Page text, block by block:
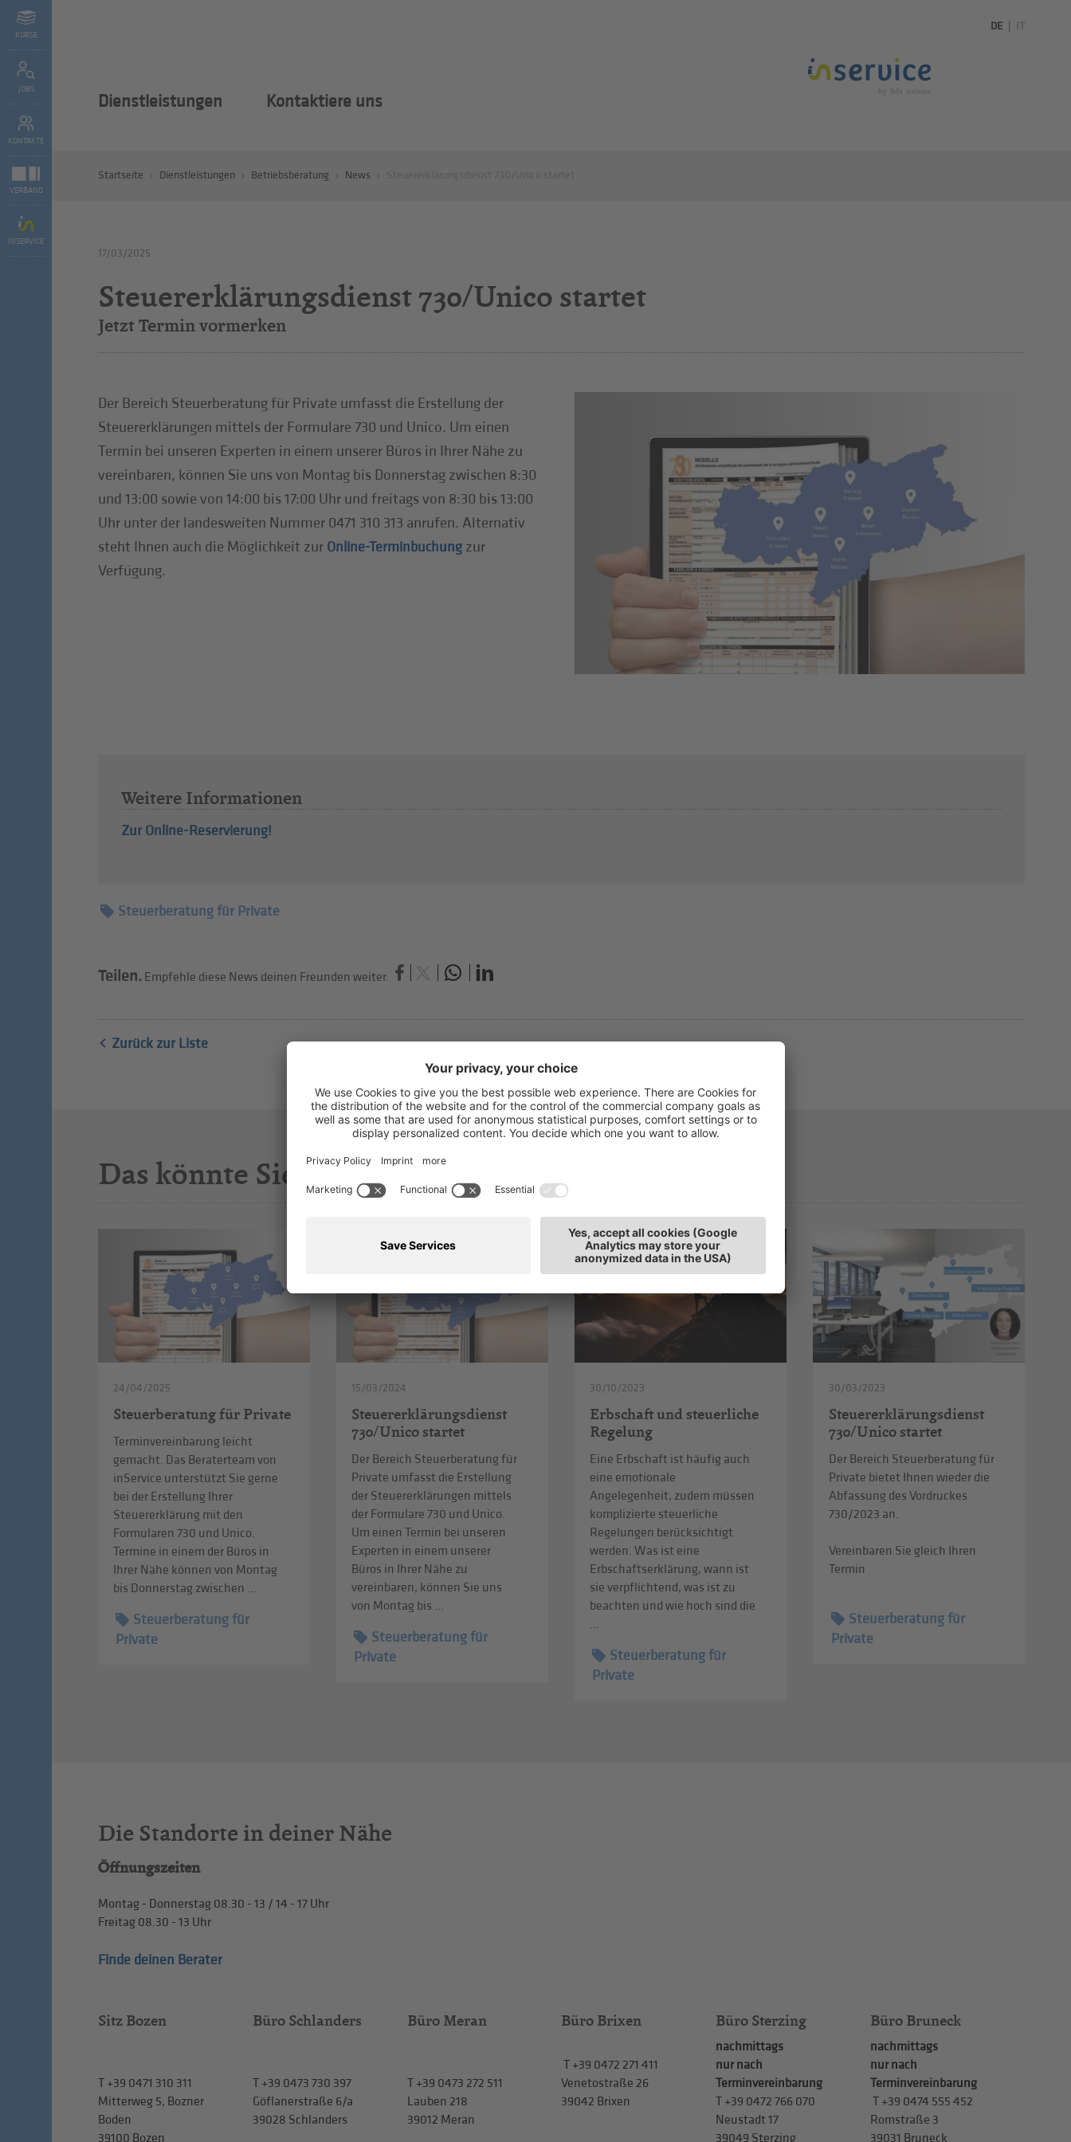
KURSE
JOBS
KONTAKTE
VERBAND
INSERVICE
DE IT
Dienstleistungen Kontaktiere uns
Startseite Dienstleistungen Betriebsberatung News
17/03/2025
Steuererklärungsdienst 730/Unico startet
Jetzt Termin vormerken
Der Bereich Steuerberatung für Private umfasst die Erstellung der
Steuererklärungen mittels der Formulare 730 und Unico. Um einen
Termin bei unseren Experten in einem unserer Büros in Ihrer Nähe zu
vereinbaren, können Sie uns von Montag bis Donnerstag zwischen 8:30
und 13:00 sowie von 14:00 bis 17:00 Uhr und freitags von 8:30 bis 13:00
Uhr unter der landesweiten Nummer 0471 310 313 anrufen. Alternativ
steht Ihnen auch die Möglichkeit zurOnline-Terminbuchungzur
Verfügung.
Weitere Informationen
Zur Online-Reservierung!
Steuerberatung für Private
Teilen. Empfehle diese News deinen Freunden weiter.
Zurück zur Liste
Das könnte Sie auch interessieren
24/04/2025
Steuerberatung für Private
Terminvereinbarung leicht
gemacht. Das Beraterteam von
inService unterstützt Sie gerne
bei der Erstellung Ihrer
Steuererklärung mit den
Formularen 730 und Unico.
Termine in einem der Büros in
Ihrer Nähe können von Montag
bis Donnerstag zwischen ...
Steuerberatung für
Private
15/03/2024
Steuererklärungsdienst
730/Unico startet
Der Bereich Steuerberatung für
Private umfasst die Erstellung
der Steuererklärungen mittels
der Formulare 730 und Unico.
Um einen Termin bei unseren
Experten in einem unserer
Büros in Ihrer Nähe zu
vereinbaren, können Sie uns
von Montag bis ...
Steuerberatung für
Private
30/10/2023
Erbschaft und steuerliche
Regelung
Eine Erbschaft ist häufig auch
eine emotionale
Angelegenheit, zudem müssen
komplizierte steuerliche
Regelungen berücksichtigt
werden. Was ist eine
Erbschaftserklärung, wann ist
sie verpflichtend, was ist zu
beachten und wie hoch sind die
...
Steuerberatung für
Private
30/03/2023
Steuererklärungsdienst
730/Unico startet
Der Bereich Steuerberatung für
Private bietet Ihnen wieder die
Abfassung des Vordruckes
730/2023 an.
Vereinbaren Sie gleich Ihren
Termin
Steuerberatung für
Private
Die Standorte in deiner Nähe
Öffnungszeiten
Montag - Donnerstag 08.30 - 13 / 14 - 17 Uhr
Freitag 08.30 - 13 Uhr
Finde deinen Berater
Sitz Bozen
T+39 0471 310 311
Mitterweg 5, Bozner
Boden
39100 Bozen
Büro Schlanders
T+39 0473 730 397
Göflanerstraße 6/a
39028 Schlanders
Büro Meran
T+39 0473 272 511
Lauben 218
39012 Meran
Büro Brixen
T +39 0472 271 411
Venetostraße 26
39042 Brixen
Büro Sterzing
nachmittags
nur nach
Terminvereinbarung
T +39 0472 766 070
Neustadt 17
39049 Sterzing
Büro Bruneck
nachmittags
nur nach
Terminvereinbarung
T +39 0474 555 452
Romstraße 3
39031 Bruneck